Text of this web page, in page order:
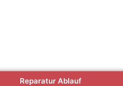
Reparatur Ablauf